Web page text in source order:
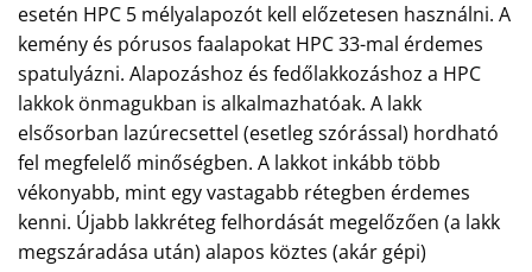
esetén HPC 5 mélyalapozót kell előzetesen használni. A
kemény és pórusos faalapokat HPC 33-mal érdemes
spatulyázni. Alapozáshoz és fedőlakkozáshoz a HPC
lakkok önmagukban is alkalmazhatóak. A lakk
elsősorban lazúrecsettel (esetleg szórással) hordható
fel megfelelő minőségben. A lakkot inkább több
vékonyabb, mint egy vastagabb rétegben érdemes
kenni. Újabb lakkréteg felhordását megelőzően (a lakk
megszáradása után) alapos köztes (akár gépi)